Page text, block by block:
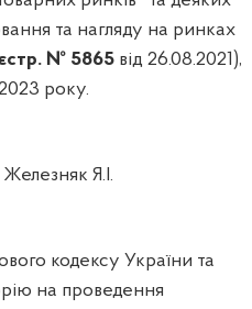
та нагляду на ринках
№ 5865від 26.08.2021),
року.
Я.І.
кодексу України та
на проведення